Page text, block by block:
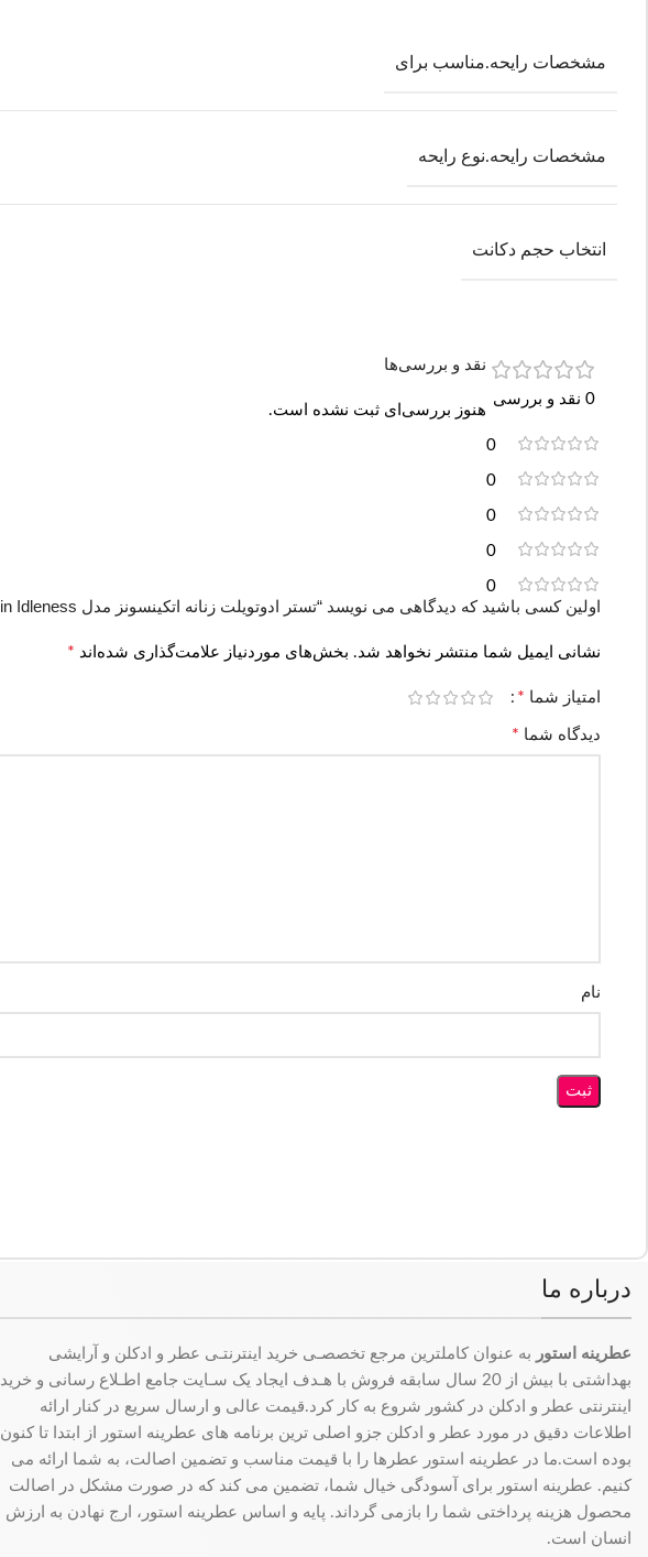
مشخصات رایحه.مناسب برای
مشخصات رایحه.نوع رایحه
انتخاب حجم دکانت
0 نقد و بررسی
0
0
0
0
0
نقد و بررسی‌ها
هنوز بررسی‌ای ثبت نشده است.
اولین کسی باشید که دیدگاهی می نویسد “تستر ادوتویلت زنانه اتکینسونز مدل Love in Idleness”
نشانی ایمیل شما منتشر نخواهد شد. بخش‌های موردنیاز علامت‌گذاری شده‌اند *
امتیاز شما *
دیدگاه شما *
نام
درباره ما
عطرینه استور به عنوان کاملترین مرجع تخصصـی خرید اینترنتـی عطر و ادکلن و آرایشی
بهداشتی با بیش از 20 سال سابقه فروش با هـدف ایجاد یک سـایت جامع اطـلاع رسانی و خرید
اینترنتی عطر و ادکلن در کشور شروع به کار کرد.قیمت عالی و ارسال سریع در کنار ارائه
اطلاعات دقیق در مورد عطر و ادکلن جزو اصلی ترین برنامه های عطرینه استور از ابتدا تا کنون
بوده است.ما در عطرینه استور عطرها را با قیمت مناسب و تضمین اصالت، به شما ارائه می
کنیم. عطرینه استور برای آسودگی خیال شما، تضمین می کند که در صورت مشکل در اصالت
محصول هزینه پرداختی شما را بازمی گرداند. پایه و اساس عطرینه استور، ارج نهادن به ارزش
انسان است.